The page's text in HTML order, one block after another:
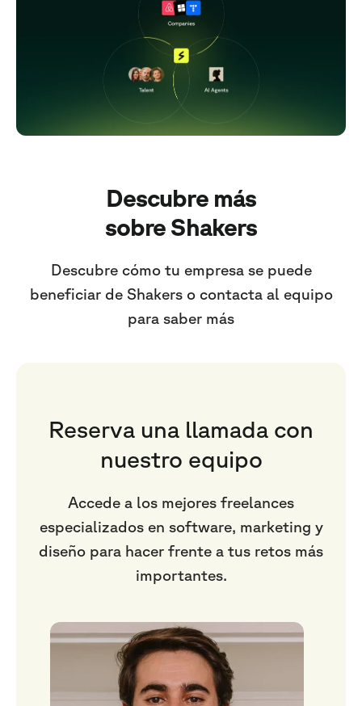
Descubre más
sobre Shakers
Descubre cómo tu empresa se puede
beneficiar de Shakers o contacta al equipo
para saber más
Reserva una llamada con
nuestro equipo
Accede a los mejores freelances
especializados en software, marketing y
diseño para hacer frente a tus retos más
importantes.